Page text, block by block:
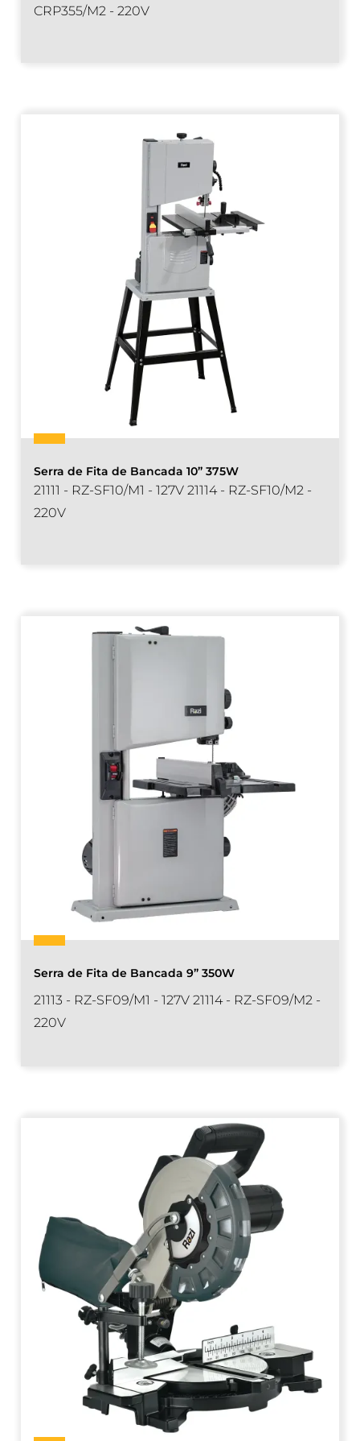
CRP355/M2 - 220V
Serra de Fita de Bancada 10” 375W
21111 - RZ-SF10/M1 - 127V 21114 - RZ-SF10/M2 -
220V
Serra de Fita de Bancada 9” 350W
21113 - RZ-SF09/M1 - 127V 21114 - RZ-SF09/M2 -
220V